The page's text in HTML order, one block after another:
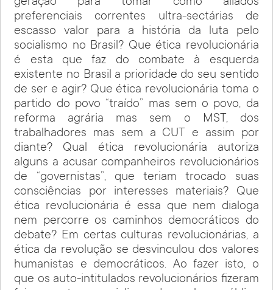
preferenciais correntes ultra-sectárias de
escasso valor para a história da luta pelo
socialismo no Brasil? Que ética revolucionária
é esta que faz do combate à esquerda
existente no Brasil a prioridade do seu sentido
de ser e agir? Que ética revolucionária toma o
partido do povo “traído” mas sem o povo, da
reforma agrária mas sem o MST, dos
trabalhadores mas sem a CUT e assim por
diante? Qual ética revolucionária autoriza
alguns a acusar companheiros revolucionários
de “governistas”, que teriam trocado suas
consciências por interesses materiais? Que
ética revolucionária é essa que nem dialoga
nem percorre os caminhos democráticos do
debate? Em certas culturas revolucionárias, a
ética da revolução se desvinculou dos valores
humanistas e democráticos. Ao fazer isto, o
que os auto-intitulados revolucionários fizeram